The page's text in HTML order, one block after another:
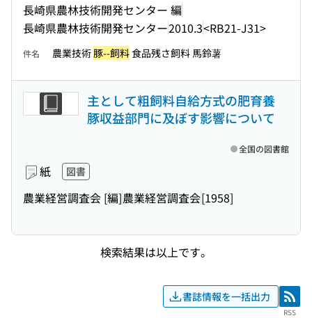
長崎県農林技術開発センター 編
長崎県農林技術開発センター2010.3<RB21-J31>
件名 農業技術豚--飼料食品残さ飼料 馬鈴薯
主として粗飼料自給方式の肥育養
豚収益部門に及ぼす影響について
紙 図書
農業経営調査会 [編]農業経営調査会[1958]
全国の図書館
検索結果は以上です。
書誌情報を一括出力 RSS
RSS